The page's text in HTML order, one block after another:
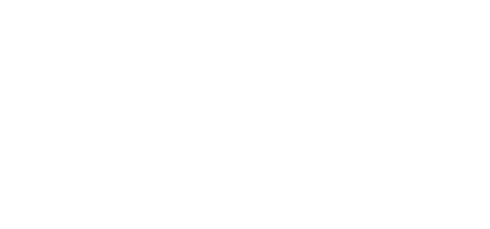
und kann nach dem Einsatz bedenkenlos mit